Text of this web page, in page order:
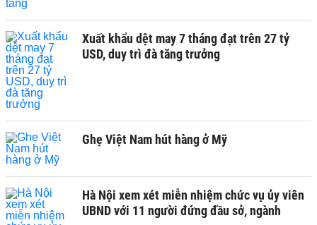
Xuất khẩu dệt may 7 tháng đạt trên 27 tỷ
USD, duy trì đà tăng trưởng
Ghẹ Việt Nam hút hàng ở Mỹ
Hà Nội xem xét miễn nhiệm chức vụ ủy viên
UBND với 11 người đứng đầu sở, ngành